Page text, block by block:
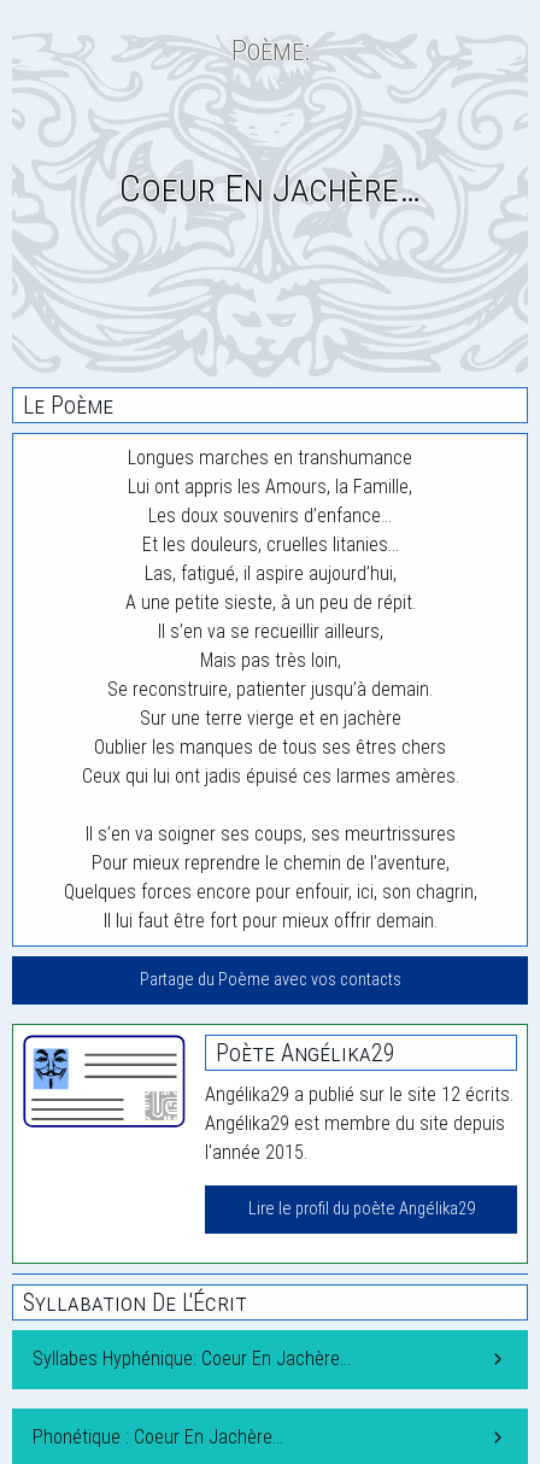
Poème:
Coeur En Jachère…
Le Poème
Longues marches en transhumance
Lui ont appris les Amours, la Famille,
Les doux souvenirs d’enfance…
Et les douleurs, cruelles litanies…
Las, fatigué, il aspire aujourd’hui,
A une petite sieste, à un peu de répit.
Il s’en va se recueillir ailleurs,
Mais pas très loin,
Se reconstruire, patienter jusqu’à demain.
Sur une terre vierge et en jachère
Oublier les manques de tous ses êtres chers
Ceux qui lui ont jadis épuisé ces larmes amères.
Il s’en va soigner ses coups, ses meurtrissures
Pour mieux reprendre le chemin de l’aventure,
Quelques forces encore pour enfouir, ici, son chagrin,
Il lui faut être fort pour mieux offrir demain.
Partage du Poème avec vos contacts
Poète Angélika29
Angélika29 a publié sur le site 12 écrits.
Angélika29 est membre du site depuis
l'année 2015.
Lire le profil du poète Angélika29
Syllabation De L'Écrit
Syllabes Hyphénique: Coeur En Jachère…
Phonétique : Coeur En Jachère…